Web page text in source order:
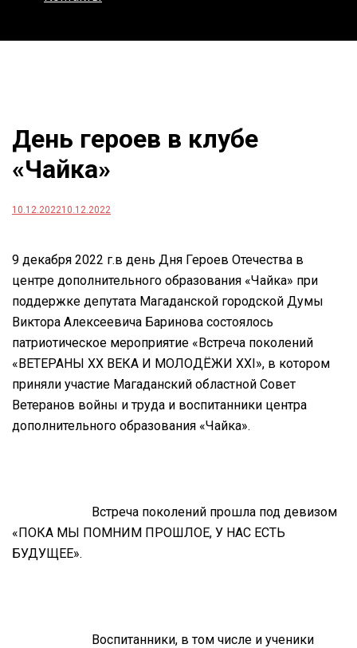
День героев в клубе
«Чайка»
10.12.202210.12.2022
9 декабря 2022 г.в день Дня Героев Отечества в
центре дополнительного образования «Чайка» при
поддержке депутата Магаданской городской Думы
Виктора Алексеевича Баринова состоялось
патриотическое мероприятие «Встреча поколений
«ВЕТЕРАНЫ XX ВЕКА И МОЛОДЁЖИ XXI», в котором
приняли участие Магаданский областной Совет
Ветеранов войны и труда и воспитанники центра
дополнительного образования «Чайка».
Встреча поколений прошла под девизом
«ПОКА МЫ ПОМНИМ ПРОШЛОЕ, У НАС ЕСТЬ
БУДУЩЕЕ».
Воспитанники, в том числе и ученики